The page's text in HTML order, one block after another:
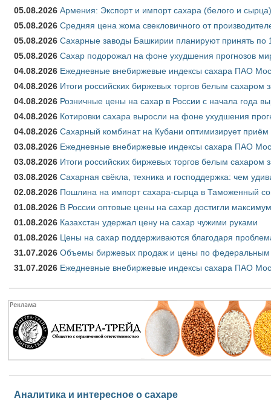
05.08.2026 Армения: Экспорт и импорт сахара (белого и
05.08.2026 Средняя цена жома свекловичного от
05.08.2026 Сахарные заводы Башкирии планируют принять по
05.08.2026 Сахар подорожал на фоне ухудшения прогнозов
04.08.2026 Ежедневные внебиржевые индексы сахара ПАО
04.08.2026 Итоги российских биржевых торгов белым сахаром
04.08.2026 Розничные цены на сахар в России с начала года
04.08.2026 Котировки сахара выросли на фоне ухудшения
04.08.2026 Сахарный комбинат на Кубани оптимизирует приём
03.08.2026 Ежедневные внебиржевые индексы сахара ПАО
03.08.2026 Итоги российских биржевых торгов белым сахаром
03.08.2026 Сахарная свёкла, техника и господдержка: чем
02.08.2026 Пошлина на импорт сахара-сырца в Таможенный
01.08.2026 В России оптовые цены на сахар достигли
01.08.2026 Казахстан удержал цену на сахар чужими руками
01.08.2026 Цены на сахар поддерживаются благодаря
31.07.2026 Объемы биржевых продаж и цены по федеральным
31.07.2026 Ежедневные внебиржевые индексы сахара ПАО
Аналитика и интересное о сахаре